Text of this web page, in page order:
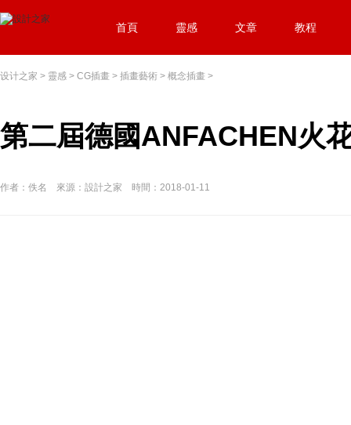
首頁 靈感 文章 教程
设计之家 > 靈感 > CG插畫 > 插畫藝術 > 概念插畫 >
第二屆德國ANFACHEN火
作者：佚名 來源：設計之家 時間：2018-01-11